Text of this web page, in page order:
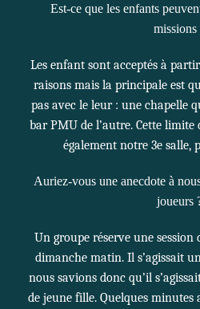
Est-ce que les enfants
missions
Les enfant sont acceptés à
raisons mais la principale est
pas avec le leur : une chapelle
bar PMU de l’autre. Cette limite
également notre 3e salle,
Auriez-vous une anecdote à
joueurs
Un groupe réserve une session
dimanche matin. Il s’agissait
nous savions donc qu’il
de jeune fille. Quelques minutes